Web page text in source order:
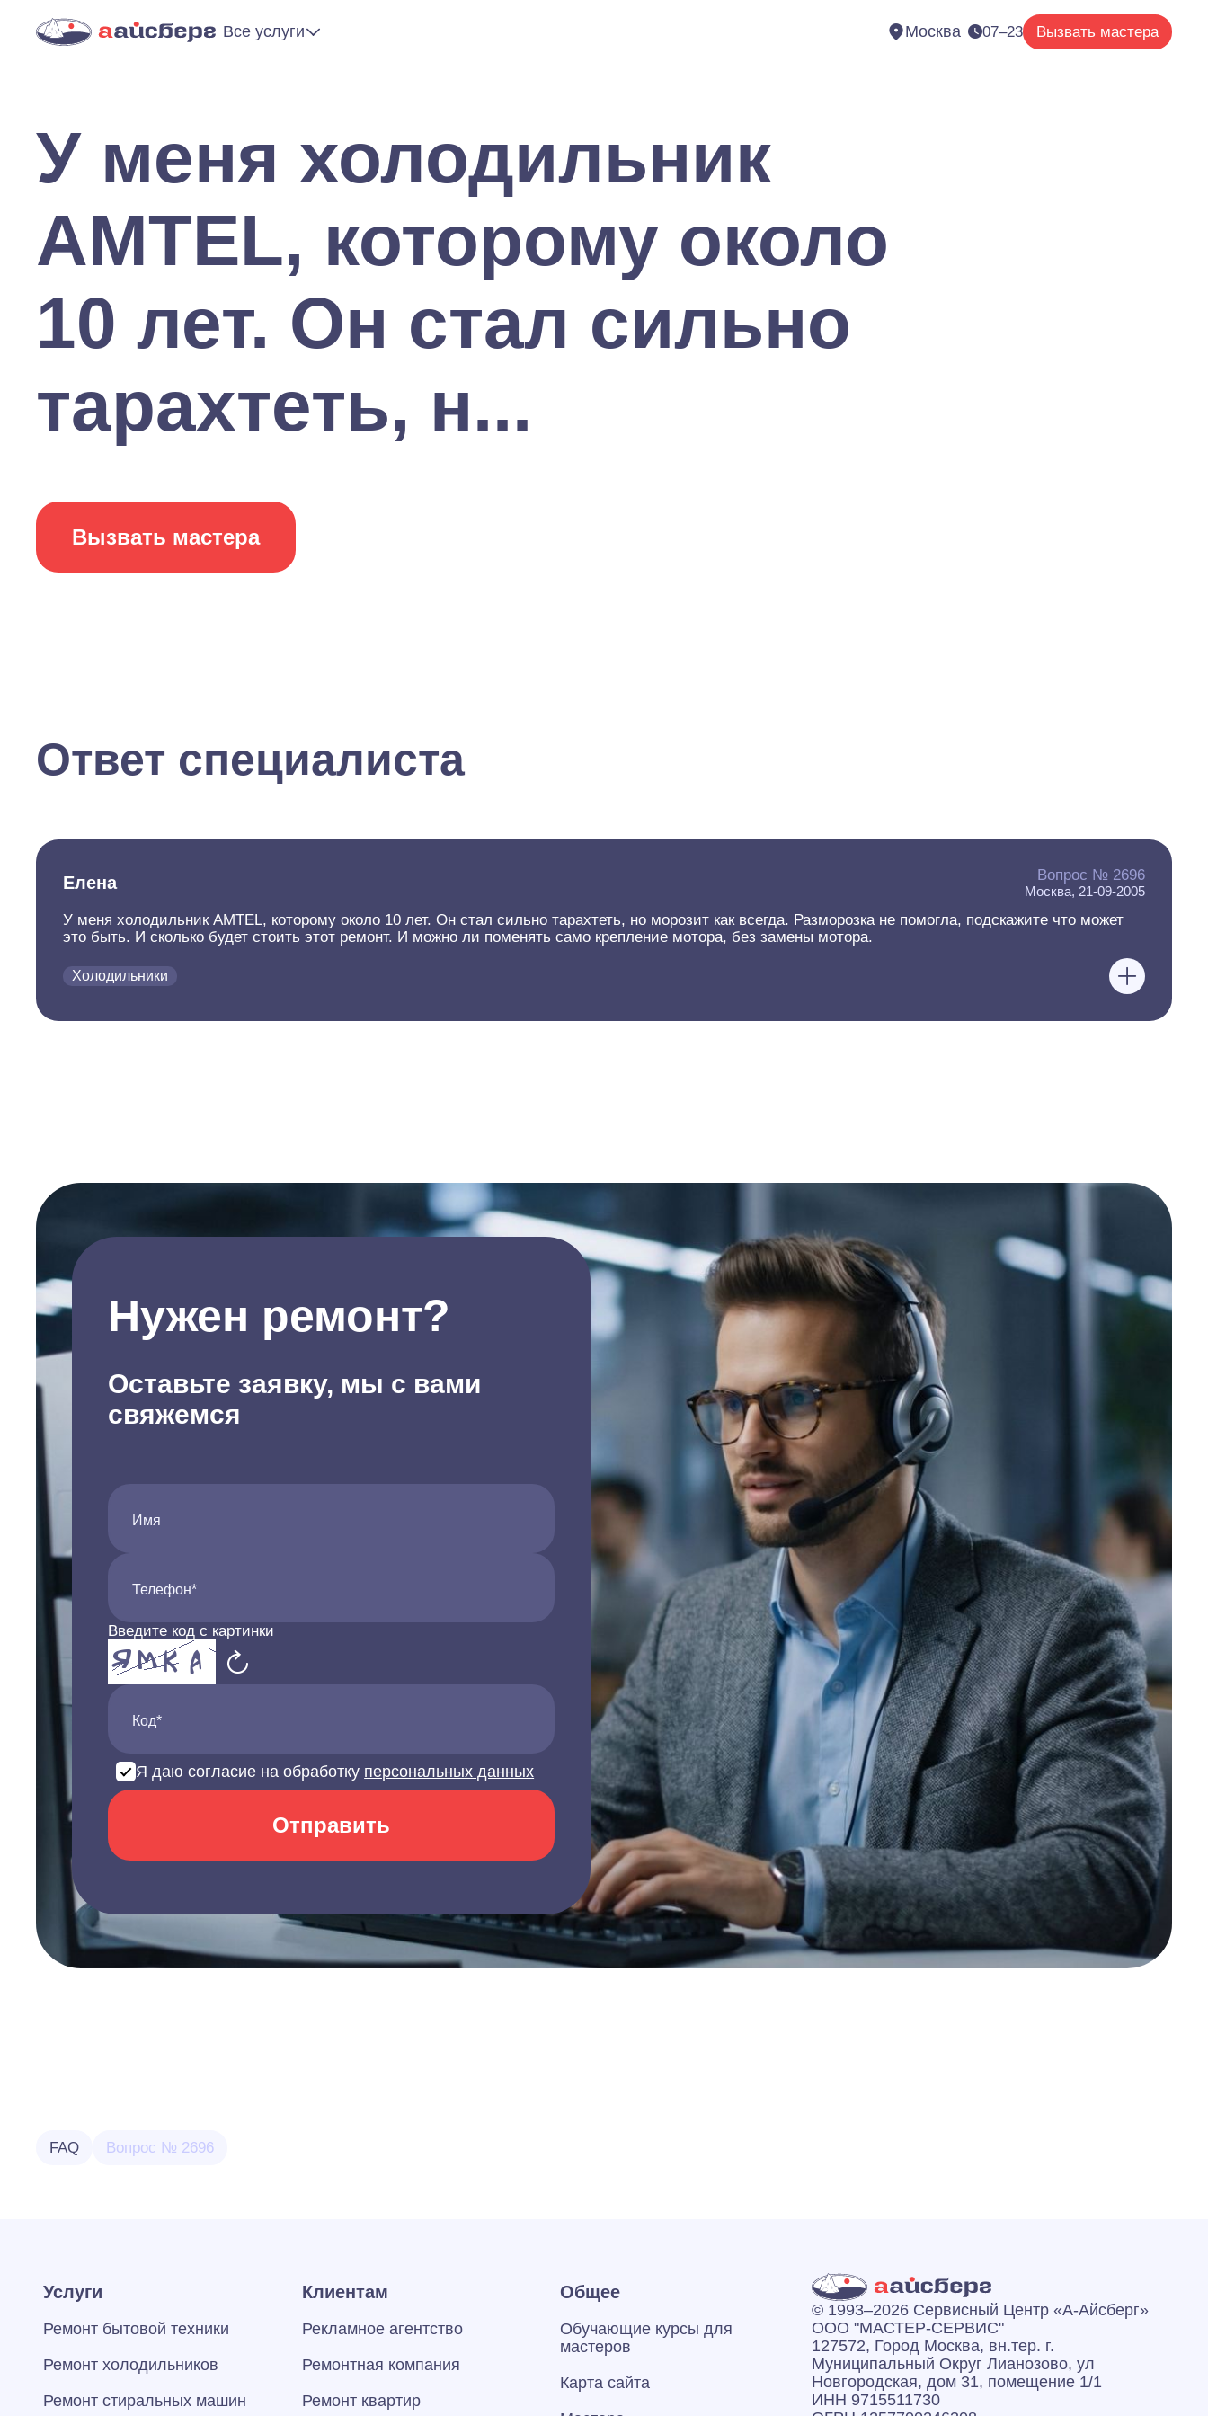
Все услуги Москва 07–23 Вызвать мастера
У меня холодильник
AMTEL, которому около
10 лет. Он стал сильно
тарахтеть, н...
Вызвать мастера
Ответ специалиста
Елена Вопрос № 2696
Москва, 21-09-2005
У меня холодильник AMTEL, которому около 10 лет. Он стал сильно тарахтеть, но морозит как всегда. Разморозка не помогла, подскажите что может
это быть. И сколько будет стоить этот ремонт. И можно ли поменять само крепление мотора, без замены мотора.
Холодильники
Нужен ремонт?
Оставьте заявку, мы с вами
свяжемся
Имя
Телефон*
Введите код с картинки
Код*
Я даю согласие на обработку персональных данных
Отправить
FAQ Вопрос № 2696
Услуги
Ремонт бытовой техники
Ремонт холодильников
Ремонт стиральных машин
Клиентам
Рекламное агентство
Ремонтная компания
Ремонт квартир
Общее
Обучающие курсы для
мастеров
Карта сайта
© 1993–2026 Сервисный Центр «А‑Айсберг»
ООО "МАСТЕР-СЕРВИС"
127572, Город Москва, вн.тер. г.
Муниципальный Округ Лианозово, ул
Новгородская, дом 31, помещение 1/1
ИНН 9715511730